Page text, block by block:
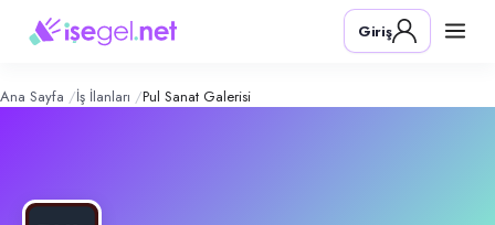
Sanat Galerisi – Şirket Profili
Konum:
Pul Sanat Galerisi, İstanbul Fatih-Balat-Eyüp bölgesinde sanat tarihi
Giriş
Ana Sayfa İş İlanları Pul Sanat Galerisi